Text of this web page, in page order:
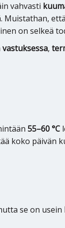
vahvasti
on selkeä
vastuksessa,
55–60 °C
koko päivän
se on usein